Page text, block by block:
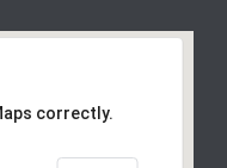
correctly.